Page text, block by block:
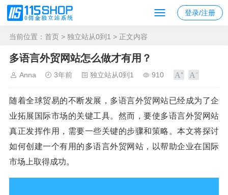
登录/注册
当前位置： 首页 > 独立站从0到1 > 正文内容
多语言外贸网站怎么做才有用？
Anna 3年前 独立站从0到1 910
随着全球贸易的不断发展，多语言外贸网站已经成为了企
业拓展国际市场的关键工具。然而，要使多语言外贸网站
真正发挥作用，需要一些关键的步骤和策略。本文将探讨
如何创建一个有用的多语言外贸网站，以帮助企业在国际
市场上取得成功。